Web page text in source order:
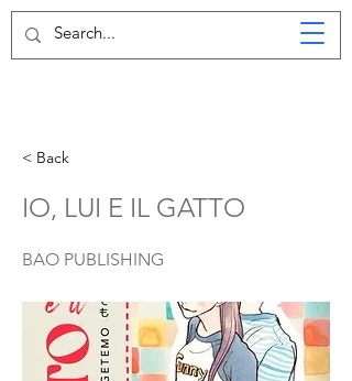
< Back
IO, LUI E IL GATTO
BAO PUBLISHING